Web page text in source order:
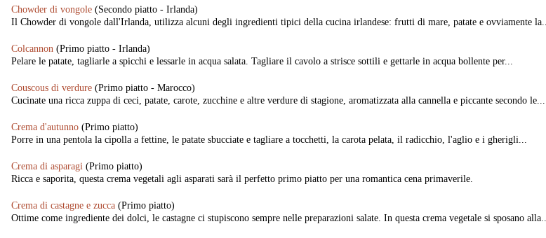
Chowder di vongole (Secondo piatto - Irlanda)
Il Chowder di vongole dall'Irlanda, utilizza alcuni degli ingredienti tipici della cucina irlandese: frutti di mare, patate e ovviamente la...
Colcannon (Primo piatto - Irlanda)
Pelare le patate, tagliarle a spicchi e lessarle in acqua salata. Tagliare il cavolo a strisce sottili e gettarle in acqua bollente per...
Couscous di verdure (Primo piatto - Marocco)
Cucinate una ricca zuppa di ceci, patate, carote, zucchine e altre verdure di stagione, aromatizzata alla cannella e piccante secondo le...
Crema d'autunno (Primo piatto)
Porre in una pentola la cipolla a fettine, le patate sbucciate e tagliare a tocchetti, la carota pelata, il radicchio, l'aglio e i gherigli...
Crema di asparagi (Primo piatto)
Ricca e saporita, questa crema vegetali agli asparati sarà il perfetto primo piatto per una romantica cena primaverile.
Crema di castagne e zucca (Primo piatto)
Ottime come ingrediente dei dolci, le castagne ci stupiscono sempre nelle preparazioni salate. In questa crema vegetale si sposano alla...